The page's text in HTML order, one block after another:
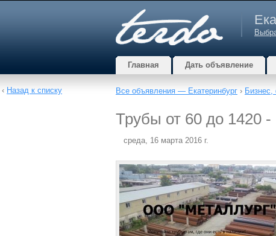
Главная Дать объявление
Все объявления — Екатеринбург ›
Трубы от 60 до 1420 -
среда, 16 марта 2016 г.
‹ Назад к списку